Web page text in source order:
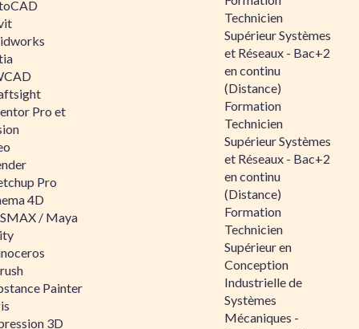
Pro et
Pro
4D
/ Maya
Painter
3D
Technicien
Supérieur Systèmes
et Réseaux - Bac+2
en continu
(Distance)
Formation
Technicien
Supérieur Systèmes
et Réseaux - Bac+2
en continu
(Distance)
Formation
Technicien
Supérieur en
Conception
Industrielle de
Systèmes
Mécaniques -